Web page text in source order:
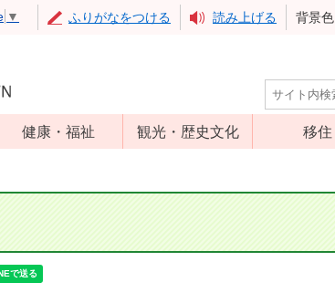
▼ ふりがなをつける 読み上げる 背景色
健康・福祉
高齢者福祉
障害福祉
保健・医療
観光・歴史文化
アップルミュー
移住